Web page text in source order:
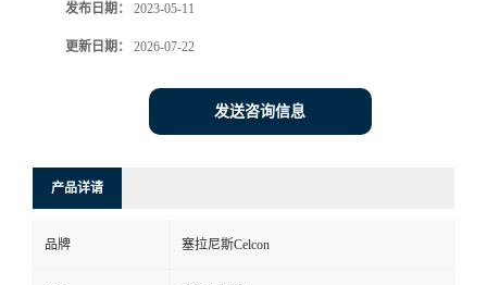
系
发布日期： 2023-05-11
更新日期： 2026-07-22
发送咨询信息
产品详请
品牌 塞拉尼斯Celcon